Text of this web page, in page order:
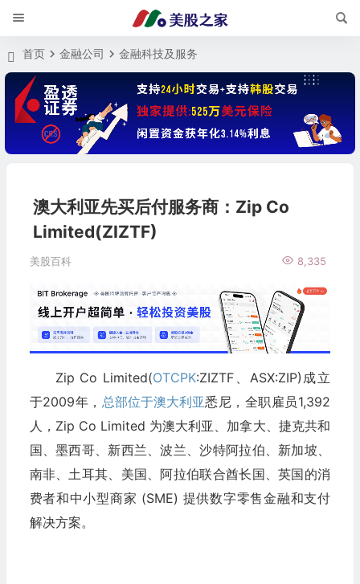
首页 金融公司 金融科技及服务
澳大利亚先买后付服务商：Zip Co
Limited(ZIZTF)
美股百科 8,335
Zip Co Limited(OTCPK:ZIZTF、ASX:ZIP)成立
于2009年， 总部位于澳大利亚悉尼，全职雇员1,392
人，Zip Co Limited 为澳大利亚、加拿大、捷克共和
国、墨西哥、新西兰、波兰、沙特阿拉伯、新加坡、
南非、土耳其、美国、阿拉伯联合酋长国、英国的消
费者和中小型商家 (SME) 提供数字零售金融和支付
解决方案。